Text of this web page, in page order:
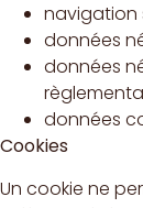
navigation
données
données
données
Cookies
Un cookie ne